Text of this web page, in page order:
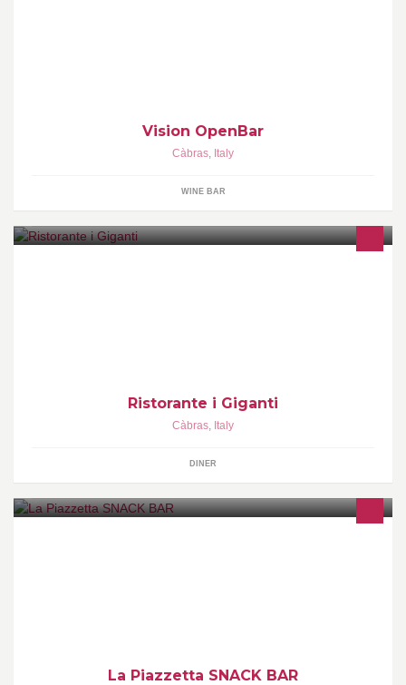
Vision OpenBar
Càbras, Italy
WINE BAR
Ristorante i Giganti
Càbras, Italy
DINER
La Piazzetta SNACK BAR